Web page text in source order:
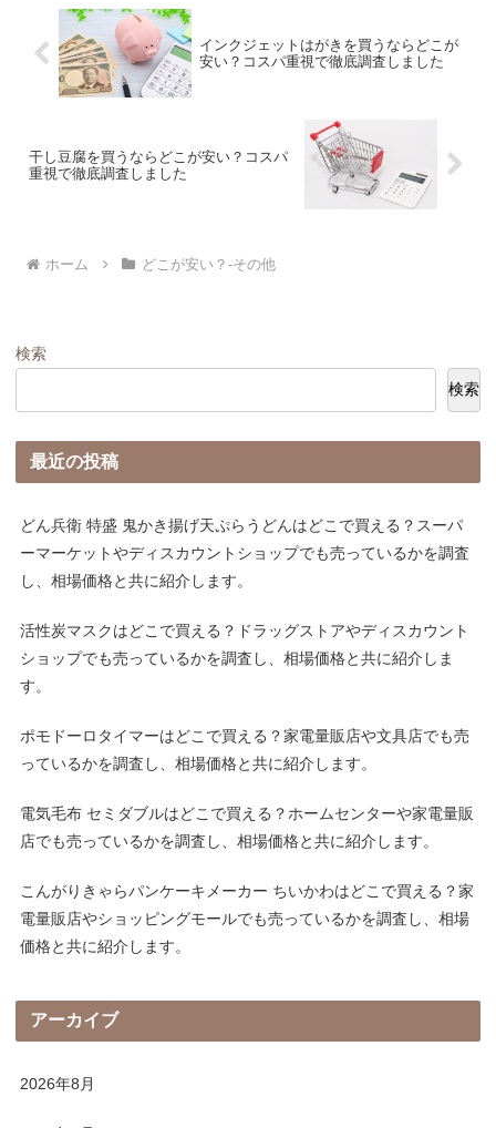
インクジェットはがきを買うならどこが
安い？コスパ重視で徹底調査しました
干し豆腐を買うならどこが安い？コスパ
重視で徹底調査しました
ホーム どこが安い？-その他
検索
検索
最近の投稿
どん兵衛 特盛 鬼かき揚げ天ぷらうどんはどこで買える？スーパ
ーマーケットやディスカウントショップでも売っているかを調査
し、相場価格と共に紹介します。
活性炭マスクはどこで買える？ドラッグストアやディスカウント
ショップでも売っているかを調査し、相場価格と共に紹介しま
す。
ポモドーロタイマーはどこで買える？家電量販店や文具店でも売
っているかを調査し、相場価格と共に紹介します。
電気毛布 セミダブルはどこで買える？ホームセンターや家電量販
店でも売っているかを調査し、相場価格と共に紹介します。
こんがりきゃらパンケーキメーカー ちいかわはどこで買える？家
電量販店やショッピングモールでも売っているかを調査し、相場
価格と共に紹介します。
アーカイブ
2026年8月